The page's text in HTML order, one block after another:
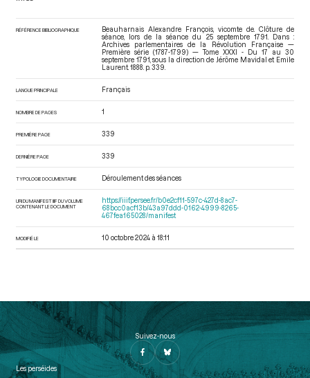
RÉFÉRENCE BIBLIOGRAPHIQUE
Beauharnais Alexandre François, vicomte de. Clôture de
séance, lors de la séance du 25 septembre 1791. Dans :
Archives parlementaires de la Révolution Française —
Première série (1787-1799) — Tome XXXI - Du 17 au 30
septembre 1791 , sous la direction de Jérôme Mavidal et Emile
Laurent. 1888. p. 339.
LANGUE PRINCIPALE Français
NOMBRE DE PAGES 1
PREMIÈRE PAGE 339
DERNIÈRE PAGE 339
TYPOLOGIE DOCUMENTAIRE Déroulement des séances
URI DU MANIFEST IIIF DU VOLUME
CONTENANT LE DOCUMENT
https://iiif.persee.fr/b0e2cf11-597c-427d-8ac7-
68bcc0acf13b/43a97ddd-0162-4999-8265-
467fea165028/manifest
MODIFIÉ LE 10 octobre 2024 à 18:11
Suivez-nous
Les perséides